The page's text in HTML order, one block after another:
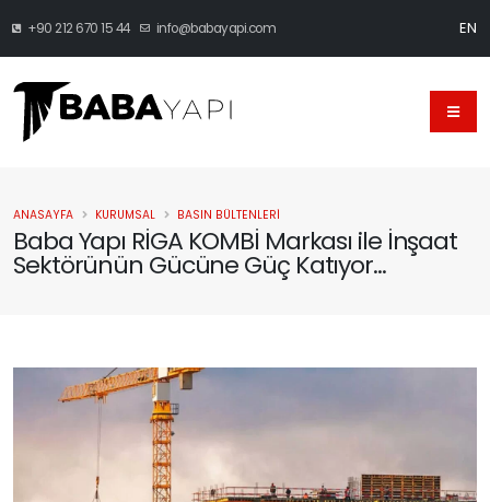
+90 212 670 15 44 info@babayapi.com EN
Baba Yapı RİGA KOMBİ Markası ile İnşaat
Sektörünün Gücüne Güç Katıyor…
ANASAYFA KURUMSAL BASIN BÜLTENLERI